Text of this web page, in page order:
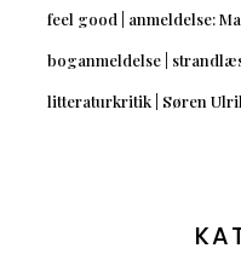
feel good | anmeldelse:
boganmeldelse |
litteraturkritik | Søren